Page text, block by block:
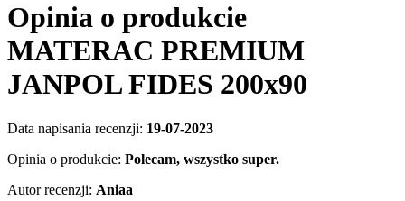
Opinia o produkcie
MATERAC PREMIUM
JANPOL FIDES 200x90
Data napisania recenzji: 19-07-2023
Opinia o produkcie: Polecam, wszystko super.
Autor recenzji: Aniaa